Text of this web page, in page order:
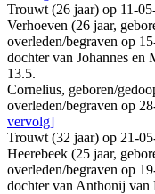
Trouwt (26 jaar) op 11-
Verhoeven (26 jaar,
overleden/begraven op
dochter van Johannes en
13.5.
Cornelius, geboren/
overleden/begraven op
vervolg]
Trouwt (32 jaar) op 21-
Heerebeek (25 jaar,
overleden/begraven op
dochter van Anthonij van